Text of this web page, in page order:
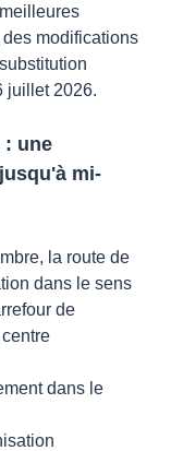
modifications
juillet 2026.
: une
mi-
la route de
dans le sens
de
centre
dans le